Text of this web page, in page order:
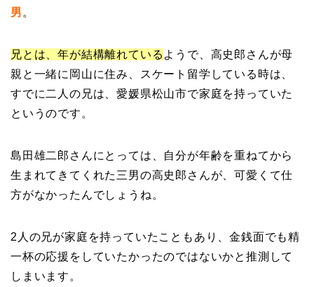
男 。
兄とは、年が結構離れている ようで、高史郎さんが母
親と一緒に岡山に住み、スケート留学している時は、
すでに二人の兄は、愛媛県松山市で家庭を持っていた
というのです。
島田雄二郎さんにとっては、自分が年齢を重ねてから
生まれてきてくれた三男の高史郎さんが、可愛くて仕
方がなかったんでしょうね。
2人の兄が家庭を持っていたこともあり、金銭面でも精
一杯の応援をしていたかったのではないかと推測して
しまいます。